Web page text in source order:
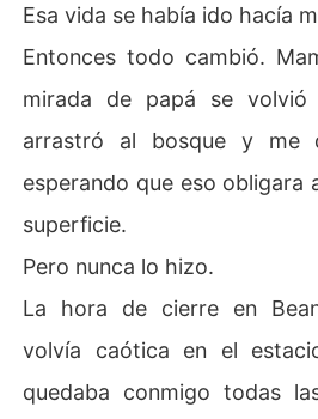
Esa vida se había ido hacía
Entonces todo cambió.
mirada de papá se
arrastró al bosque y me
esperando que eso obligara
superficie.
Pero nunca lo hizo.
La hora de cierre en
volvía caótica en el
quedaba conmigo todas